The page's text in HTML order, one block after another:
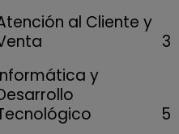
al Cliente y
3
y
5